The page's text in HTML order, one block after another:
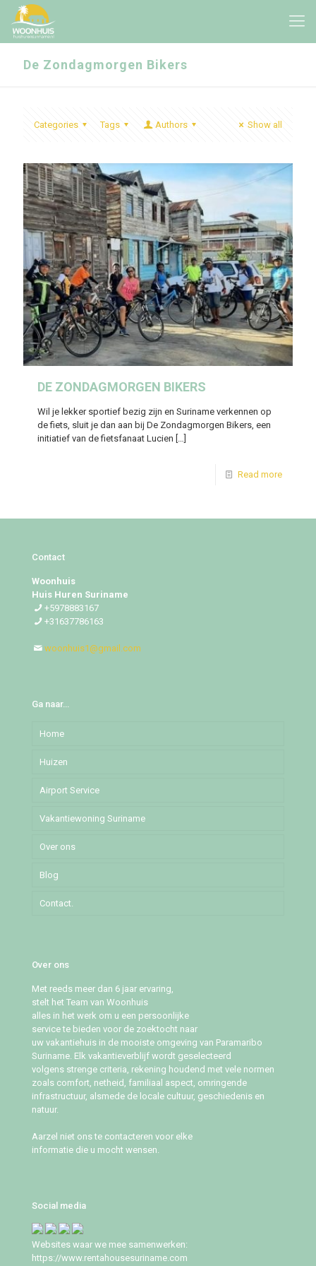
De Zondagmorgen Bikers
Categories Tags Authors Show all
DE ZONDAGMORGEN BIKERS
Wil je lekker sportief bezig zijn en Suriname verkennen op
de fiets, sluit je dan aan bij De Zondagmorgen Bikers, een
initiatief van de fietsfanaat Lucien […]
Read more
Contact
Woonhuis
Huis Huren Suriname
+5978883167
+31637786163
woonhuis1@gmail.com
Ga naar…
Home
Huizen
Djedoestraat
Mochalaan
Pommeroosstraat
Puleowinastraat
Tillystraat
Airport Service
Vakantiewoning Suriname
Over ons
Blog
Contact.
Over ons
Met reeds meer dan 6 jaar ervaring,
stelt het Team van Woonhuis
alles in het werk om u een persoonlijke
service te bieden voor de zoektocht naar
uw vakantiehuis in de mooiste omgeving van Paramaribo
Suriname. Elk vakantieverblijf wordt geselecteerd
volgens strenge criteria, rekening houdend met vele normen
zoals comfort, netheid, familiaal aspect, omringende
infrastructuur, alsmede de locale cultuur, geschiedenis en
natuur.
Aarzel niet ons te contacteren voor elke
informatie die u mocht wensen.
Social media
Websites waar we mee samenwerken:
https://www.rentahousesuriname.com